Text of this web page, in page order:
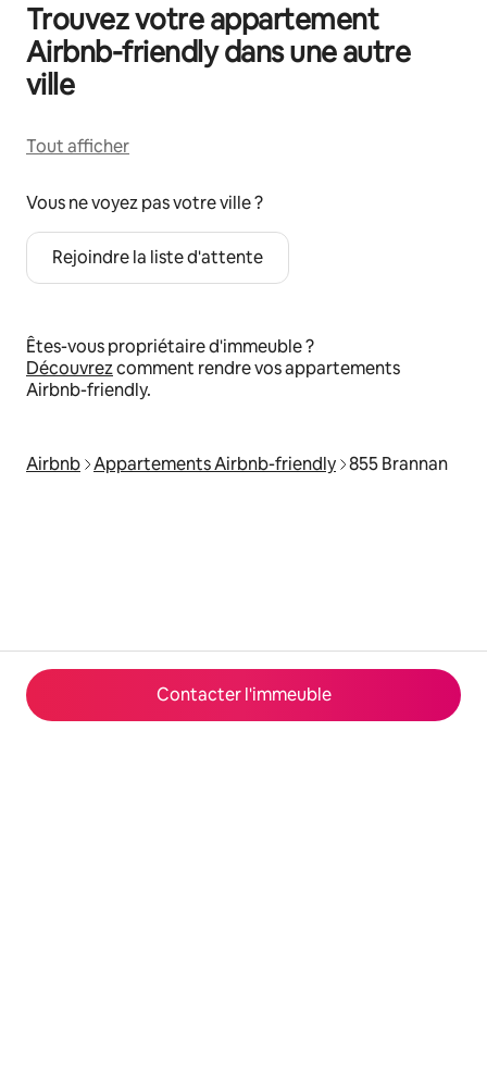
Contacter l'immeuble
Trouvez votre appartement
Airbnb-friendly dans une autre
ville
Tout afficher
Vous ne voyez pas votre ville ?
Rejoindre la liste d'attente
Êtes-vous propriétaire d'immeuble ?
Découvrezcomment rendre vos appartements
Airbnb-friendly.
Airbnb Appartements Airbnb-friendly 855 Brannan